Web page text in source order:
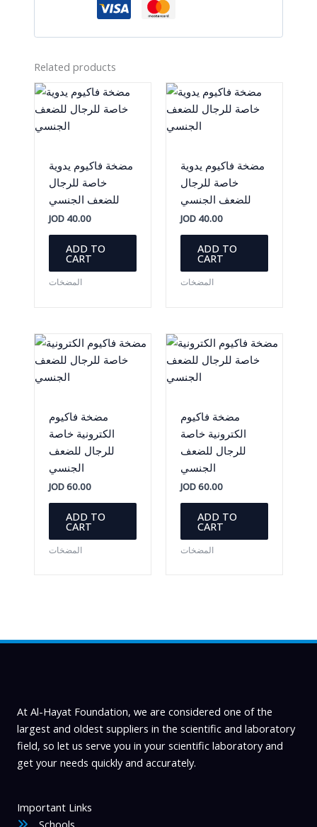
Related products
مضخة فاكيوم يدوية
خاصة للرجال
للضعف الجنسي
JOD40.00
ADD TO
CART
المضخات
مضخة فاكيوم يدوية
خاصة للرجال
للضعف الجنسي
JOD 40.00
ADD TO
CART
المضخات
مضخة فاكيوم
الكترونية خاصة
للرجال للضعف
الجنسي
JOD60.00
ADD TO
CART
المضخات
مضخة فاكيوم
الكترونية خاصة
للرجال للضعف
الجنسي
JOD60.00
ADD TO
CART
المضخات
At Al-Hayat Foundation, we are considered one of the
largest and oldest suppliers in the scientific and laboratory
field, so let us serve you in your scientific laboratory and
get your needs quickly and accurately.
Important Links